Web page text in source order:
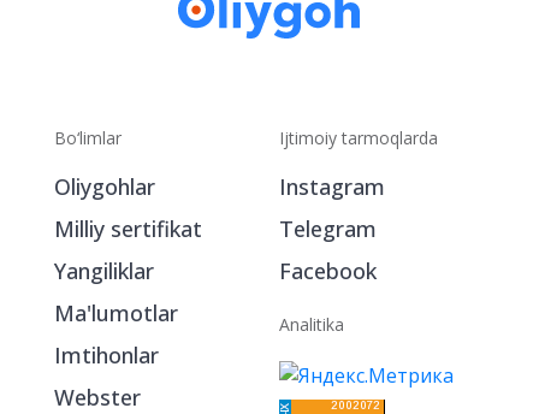
Bo‘limlar
Oliygohlar
Milliy sertifikat
Yangiliklar
Ma'lumotlar
Imtihonlar
Webster
Ijtimoiy tarmoqlarda
Instagram
Telegram
Facebook
Analitika